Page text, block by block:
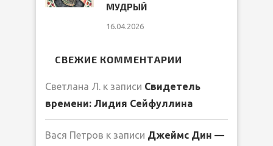
МУДРЫЙ
16.04.2026
СВЕЖИЕ КОММЕНТАРИИ
Светлана Л. к записи Свидетель
времени: Лидия Сейфуллина
Вася Петров к записи Джеймс Дин —